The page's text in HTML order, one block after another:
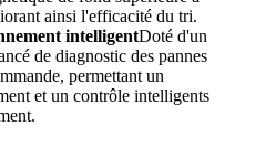
ainsi l'efficacité du tri.
intelligentDoté d'un
de diagnostic des pannes
permettant un
et un contrôle intelligents